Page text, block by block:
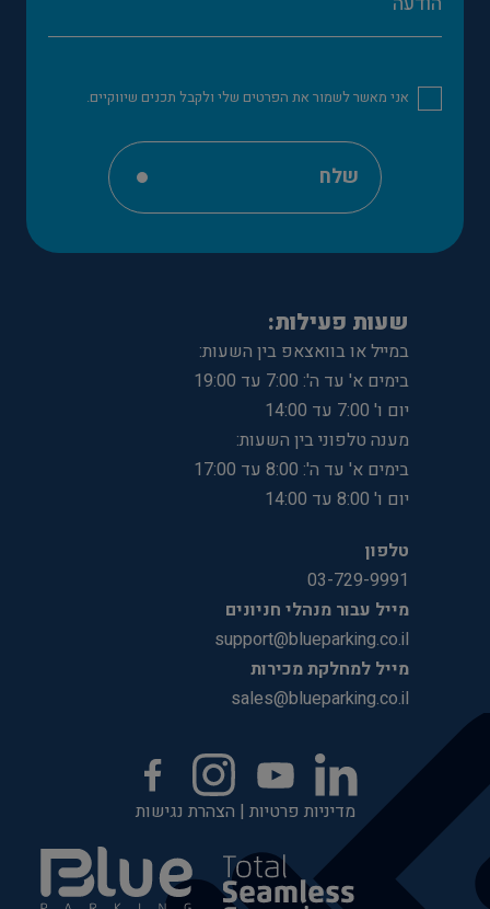
אני מאשר לשמור את הפרטים שלי ולקבל תכנים שיווקיים.
שלח
מדיניות פרטיות | הצהרת נגישות
שעות פעילות:
במייל או בוואצאפ בין השעות:
בימים א' עד ה': 7:00 עד 19:00
יום ו' 7:00 עד 14:00
מענה טלפוני בין השעות:
בימים א' עד ה': 8:00 עד 17:00
יום ו' 8:00 עד 14:00
טלפון
03-729-9991
מייל עבור מנהלי חניונים
support@blueparking.co.il
מייל למחלקת מכירות
sales@blueparking.co.il